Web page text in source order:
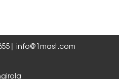
| info@1mast.com